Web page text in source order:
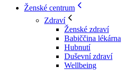
Ženské centrum
Zdraví
Ženské zdraví
Babiččina lékárna
Hubnutí
Duševní zdraví
Wellbeing